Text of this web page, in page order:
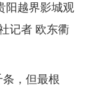
阳越界影城观
记者 欧东衢
，但最根